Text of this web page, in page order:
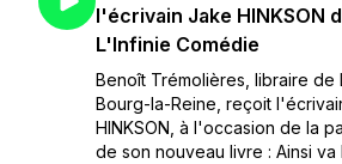
l'écrivain Jake HINKSON
L'Infinie Comédie
Benoît Trémolières, libraire de
Bourg-la-Reine, reçoit
HINKSON, à l'occasion de la
de son nouveau livre : Ainsi va